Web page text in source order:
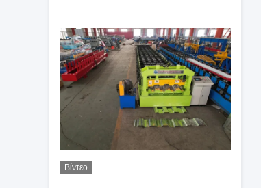
Βίντεο